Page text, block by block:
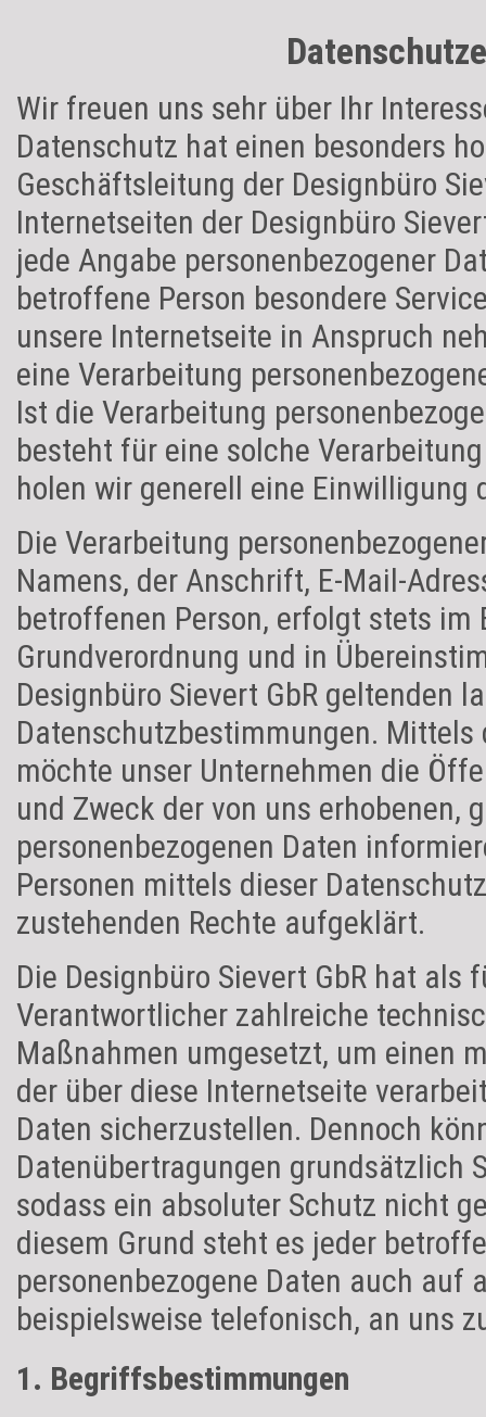
Wir freuen uns sehr über Ihr
Datenschutz hat einen besonders
Geschäftsleitung der Designbüro
Internetseiten der Designbüro
jede Angabe personenbezogener
betroffene Person besondere
unsere Internetseite in Anspruch
eine Verarbeitung
Ist die Verarbeitung
besteht für eine solche
holen wir generell eine Einwilligung
Die Verarbeitung
Namens, der Anschrift, E-Mail-
betroffenen Person, erfolgt stets
Grundverordnung und in
Designbüro Sievert GbR geltenden
Datenschutzbestimmungen.
möchte unser Unternehmen die
und Zweck der von uns erhobenen,
personenbezogenen Daten
Personen mittels dieser
zustehenden Rechte aufgeklärt.
Die Designbüro Sievert GbR hat als
Verantwortlicher zahlreiche
Maßnahmen umgesetzt, um einen
der über diese Internetseite
Daten sicherzustellen. Dennoch
Datenübertragungen grundsätzlich
sodass ein absoluter Schutz nicht
diesem Grund steht es jeder
personenbezogene Daten auch auf
beispielsweise telefonisch, an uns
1. Begriffsbestimmungen